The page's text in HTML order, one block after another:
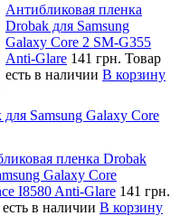
Антибликовая пленка
Drobak для Samsung
Galaxy Core 2 SM-G355
Anti-Glare 141 грн. Товар
есть в наличии В корзину
Samsung Galaxy Core
пленка Drobak
Galaxy Core
I8580 Anti-Glare 141 грн.
в наличии В корзину